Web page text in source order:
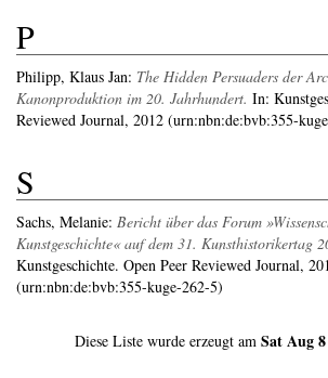
P
Philipp, Klaus Jan: The Hidden Persuaders der
Kanonproduktion im 20. Jahrhundert. In:
Reviewed Journal, 2012 (urn:nbn:de:bvb:355-
S
Sachs, Melanie: Bericht über das Forum
Kunstgeschichte« auf dem 31. Kunsthistorikertag
Kunstgeschichte. Open Peer Reviewed Journal,
(urn:nbn:de:bvb:355-kuge-262-5)
Diese Liste wurde erzeugt am Sat Aug